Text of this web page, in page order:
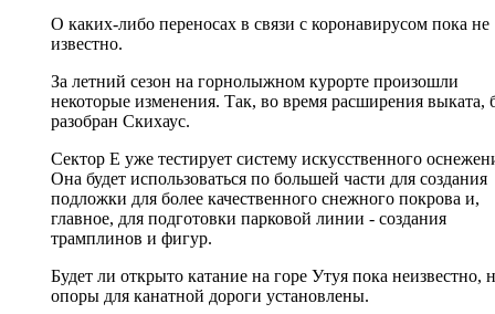
О каких-либо переносах в связи с коронавирусом пока не
известно.
За летний сезон на горнолыжном курорте произошли
некоторые изменения. Так, во время расширения выката,
разобран Скихаус.
Сектор Е уже тестирует систему искусственного
Она будет использоваться по большей части для создания
подложки для более качественного снежного покрова и,
главное, для подготовки парковой линии - создания
трамплинов и фигур.
Будет ли открыто катание на горе Утуя пока неизвестно,
опоры для канатной дороги установлены.